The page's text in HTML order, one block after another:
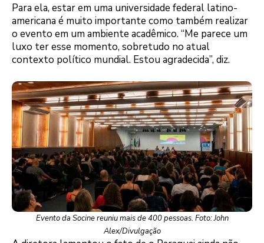
Para ela, estar em uma universidade federal latino-
americana é muito importante como também realizar
o evento em um ambiente acadêmico. “Me parece um
luxo ter esse momento, sobretudo no atual
contexto político mundial. Estou agradecida”, diz.
Evento da Socine reuniu mais de 400 pessoas. Foto: John
Alex/Divulgação